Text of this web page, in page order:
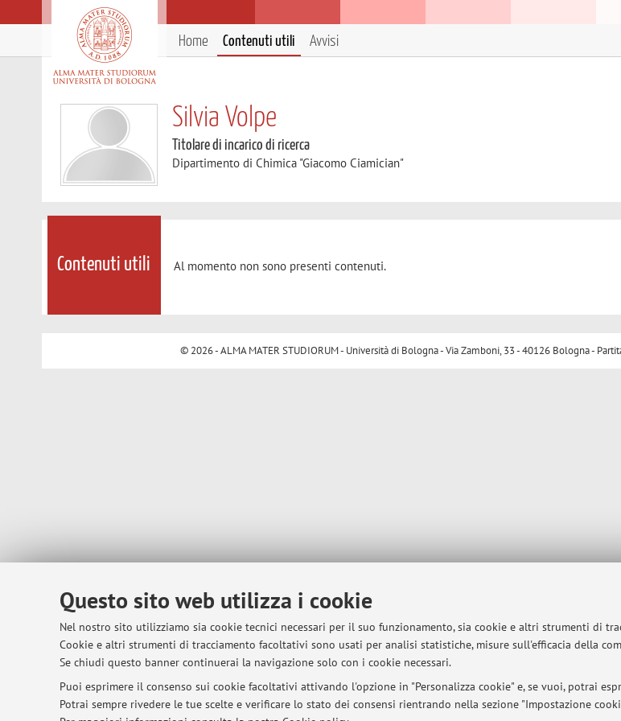
Questo sito web utilizza i cookie
Nel nostro sito utilizziamo sia cookie tecnici necessari per il suo funzionamento, sia cookie e altri strumenti di
Cookie e altri strumenti di tracciamento facoltativi sono usati per analisi statistiche, misure sull'efficacia della
Se chiudi questo banner continuerai la navigazione solo con i cookie necessari.
Puoi esprimere il consenso sui cookie facoltativi attivando l'opzione in "Personalizza cookie" e, se vuoi, potrai
Potrai sempre rivedere le tue scelte e verificare lo stato dei consensi rientrando nella sezione "Impostazione
Home Contenuti utili Avvisi
Silvia Volpe
Titolare di incarico di ricerca
Dipartimento di Chimica "Giacomo Ciamician"
Contenuti utili Al momento non sono presenti contenuti.
© 2026 - ALMA MATER STUDIORUM - Università di Bologna - Via Zamboni, 33 - 40126 Bologna -